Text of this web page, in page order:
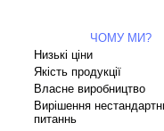
ЧОМУ МИ?
Низькі ціни
Якість продукції
Власне виробництво
Вирішення
питаннь